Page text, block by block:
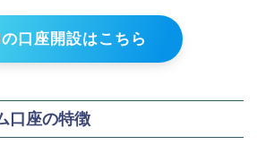
口座開設はこちら
口座の特徴